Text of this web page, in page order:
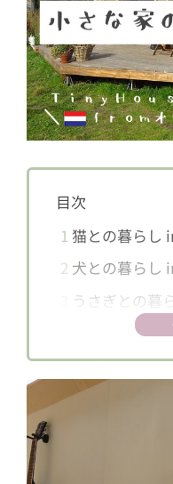
目次
1 猫との暮らし
2 犬との暮らし
うさぎとの暮